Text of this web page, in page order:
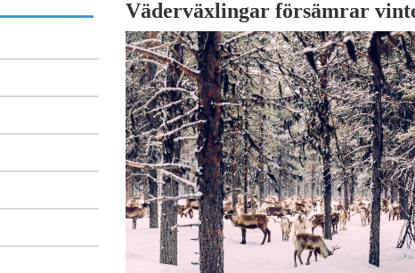
Väderväxlingar försämrar